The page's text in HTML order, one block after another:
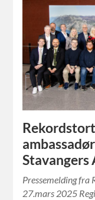
Stavangers
Pressemelding
27.mars 2025